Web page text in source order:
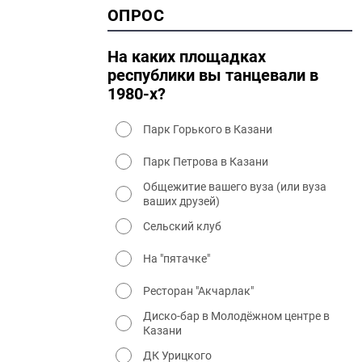
2000 промышленность
2000 культура
ОПРОС
На каких площадках
республики вы танцевали в
1980-х?
Парк Горького в Казани
Парк Петрова в Казани
Общежитие вашего вуза (или вуза
ваших друзей)
Сельский клуб
На "пятачке"
Ресторан "Акчарлак"
Диско-бар в Молодёжном центре в
Казани
ДК Урицкого